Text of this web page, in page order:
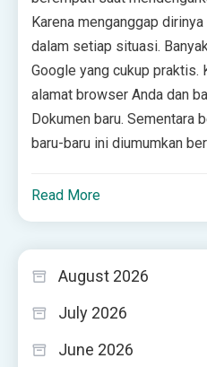
Karena menganggap
dalam setiap situasi.
Google yang cukup praktis.
alamat browser Anda dan
Dokumen baru. Sementara
baru-baru ini diumumkan
Read More
August 2026
July 2026
June 2026